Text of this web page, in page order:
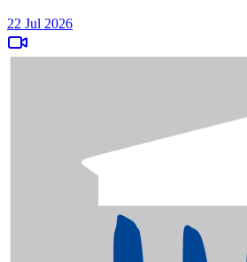
22 Jul 2026